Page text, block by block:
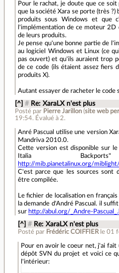
Pour le rachat, je doute que ce
que la société Xara se porte (très ?)
produits sous Windows et que
l'implémentation de ce moteur 2D
de leurs produits.
Je pense qu'une bonne partie de
au logiciel Windows et Linux (ce
pas ouvert) et qu'ils auraient trop
de ce code (ils étaient assez fiers
produits X).
Autant essayer de racheter le code
[^] # Re: XaraLX n'est plus
Posté par Pierre Jarillon(site web
19:54.Évalué à 2.
Anré Pascual utilise une version
Mandriva 2010.0.
Cette version est disponible sur
Italia
http://mib.pianetalinux.org/
C'est parce que les sources sont
être compilée.
Le fichier de localisation en
la demande d'André Pascual. il
sur http://abul.org/_Andre-
[^] # Re: XaraLX n'est plus
Posté par Frédéric COIFFIER le 01
Pour en avoir le coeur net, j'ai fait
dépôt SVN du projet et voici ce
l'intérieur: